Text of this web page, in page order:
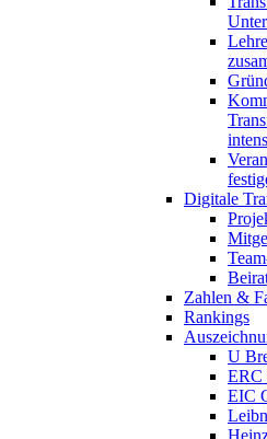
Digitale
Zahlen &
Rankings
U
ERC
EIC